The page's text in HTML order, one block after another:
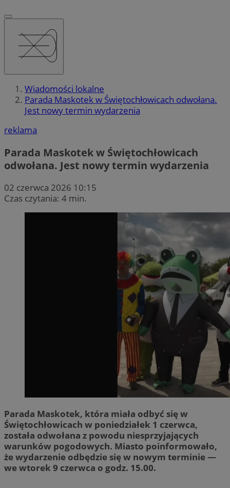
Wiadomości lokalne
Parada Maskotek w Świętochłowicach odwołana.
Jest nowy termin wydarzenia
reklama
Parada Maskotek w Świętochłowicach
odwołana. Jest nowy termin wydarzenia
02 czerwca 2026 10:15
Czas czytania: 4 min.
Parada Maskotek, która miała odbyć się w
Świętochłowicach w poniedziałek 1 czerwca,
została odwołana z powodu niesprzyjających
warunków pogodowych. Miasto poinformowało,
że wydarzenie odbędzie się w nowym terminie —
we wtorek 9 czerwca o godz. 15.00.